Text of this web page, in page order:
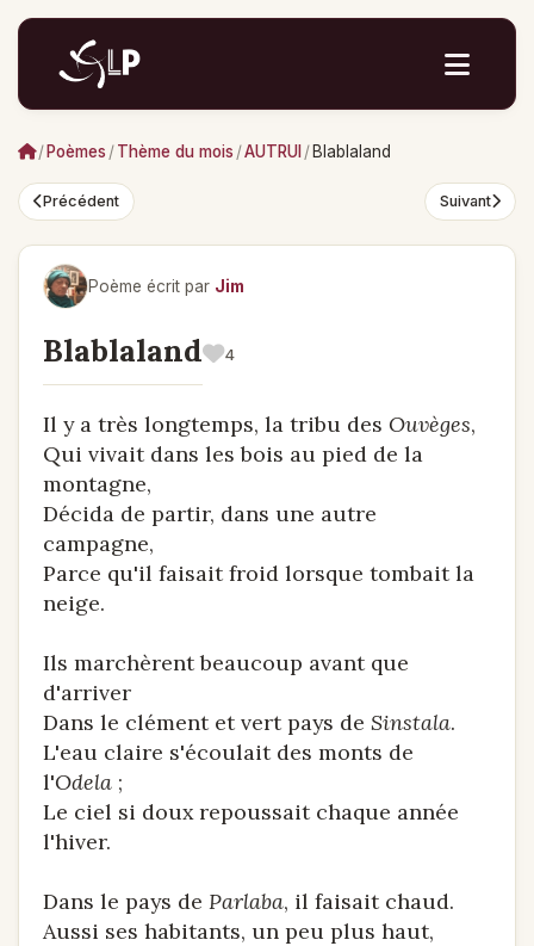
/ Poèmes /Thème du mois /AUTRUI / Blablaland
Précédent Suivant
Poème écrit par Jim
Blablaland 4
Il y a très longtemps, la tribu des Ouvèges,
Qui vivait dans les bois au pied de la
montagne,
Décida de partir, dans une autre
campagne,
Parce qu'il faisait froid lorsque tombait la
neige.
Ils marchèrent beaucoup avant que
d'arriver
Dans le clément et vert pays de Sinstala.
L'eau claire s'écoulait des monts de
l'Odela ;
Le ciel si doux repoussait chaque année
l'hiver.
Dans le pays de Parlaba, il faisait chaud.
Aussi ses habitants, un peu plus haut,